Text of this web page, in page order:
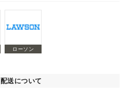
ローソン
配送について